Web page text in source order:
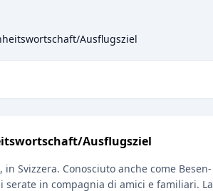
Ausflugsziel
Ausflugsziel
Svizzera. Conosciuto anche come Besen-
serate in compagnia di amici e familiari. La